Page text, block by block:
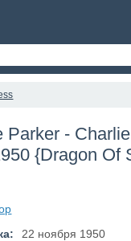
Parker -
{Dragon Of
22 ноября 1950